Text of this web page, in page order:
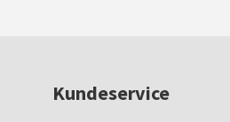
Kundeservice